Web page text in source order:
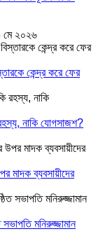
মে ২০২৬
কেন্দ্র করে ফের
নাকি যোগসাজশ?
মাদক ব্যবসায়ীদের
মনিরুজ্জামান